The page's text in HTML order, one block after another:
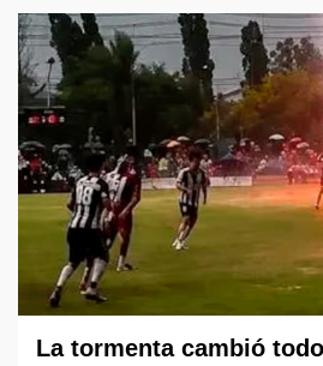
La tormenta cambió